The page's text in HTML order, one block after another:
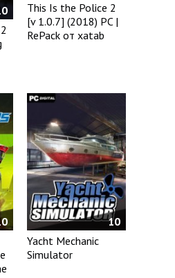
This Is the Police 2
[v 1.0.7] (2018) PC |
RePack от xatab
10
Yacht Mechanic
Simulator